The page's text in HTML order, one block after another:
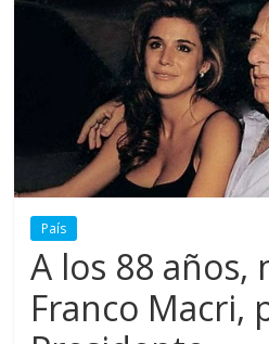
País
A los 88 años,
Franco Macri,